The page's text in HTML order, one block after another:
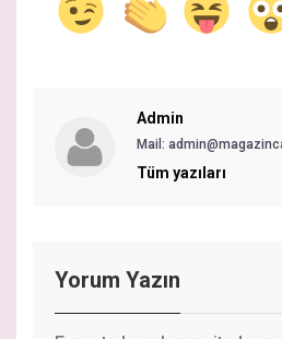
Admin
Mail:
Tüm yazıları
Yorum Yazın